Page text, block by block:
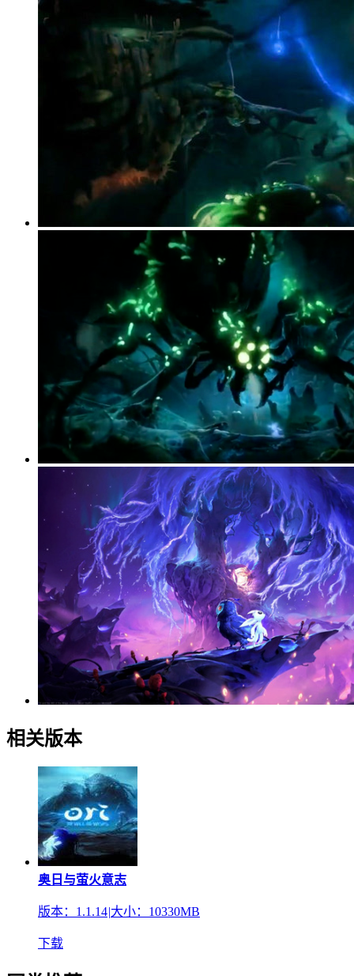
相关版本
奥日与萤火意志
版本：1.1.14|大小：10330MB
下载